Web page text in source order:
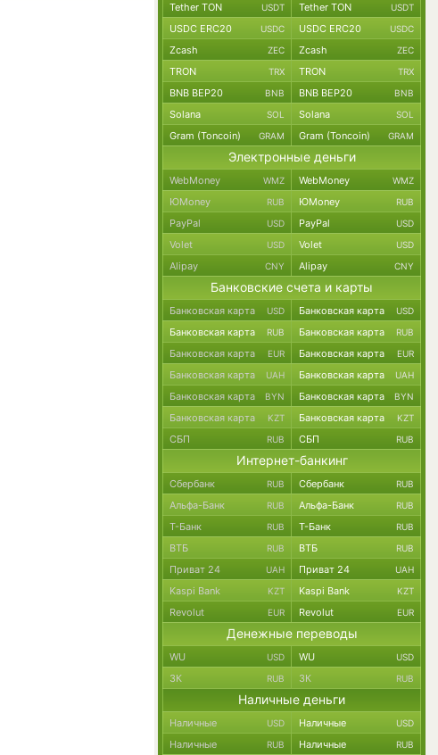
Tether TON USDT Tether TON USDT
USDC ERC20 USDC USDC ERC20 USDC
Zcash ZEC Zcash ZEC
TRON TRX TRON TRX
BNB BEP20 BNB BNB BEP20 BNB
Solana SOL Solana SOL
Gram (Toncoin) GRAM Gram (Toncoin) GRAM
Электронные деньги
WebMoney WMZ WebMoney WMZ
ЮMoney RUB ЮMoney RUB
PayPal USD PayPal USD
Volet USD Volet USD
Alipay CNY Alipay CNY
Банковские счета и карты
Банковская карта USD Банковская карта USD
Банковская карта RUB Банковская карта RUB
Банковская карта EUR Банковская карта EUR
Банковская карта UAH Банковская карта UAH
Банковская карта BYN Банковская карта BYN
Банковская карта KZT Банковская карта KZT
СБП RUB СБП RUB
Интернет-банкинг
Сбербанк RUB Сбербанк RUB
Альфа-Банк RUB Альфа-Банк RUB
Т-Банк RUB Т-Банк RUB
ВТБ RUB ВТБ RUB
Приват 24 UAH Приват 24 UAH
Kaspi Bank KZT Kaspi Bank KZT
Revolut EUR Revolut EUR
Денежные переводы
WU USD WU USD
ЗК RUB ЗК RUB
Наличные деньги
Наличные USD Наличные USD
Наличные RUB Наличные RUB